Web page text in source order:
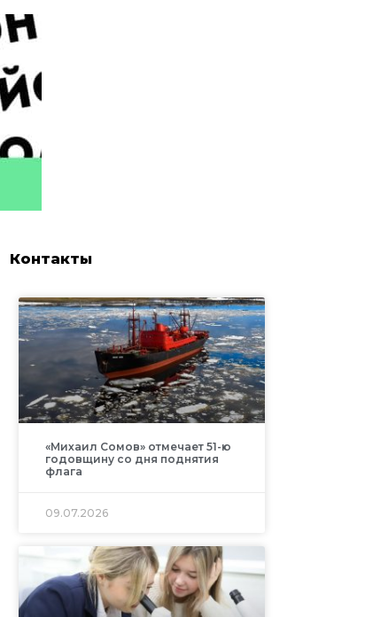
Контакты
«Михаил Сомов» отмечает 51-ю
годовщину со дня поднятия
флага
09.07.2026